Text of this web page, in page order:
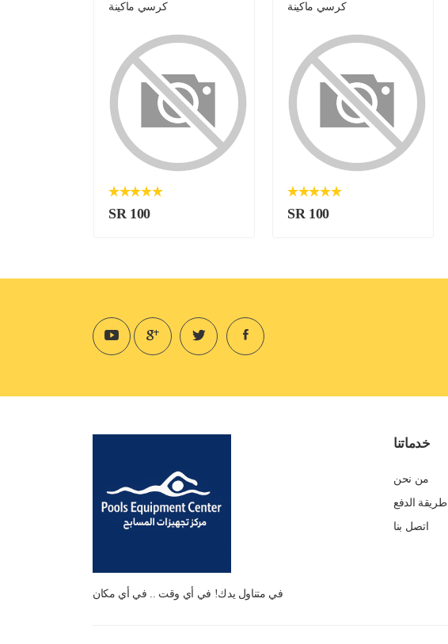
كرسي ماكينة
SR 100
كرسي ماكينة
SR 100
في متناول يدك! في أي وقت .. في أي مكان
خدماتنا
من نحن
طريقة الدفع
اتصل بنا